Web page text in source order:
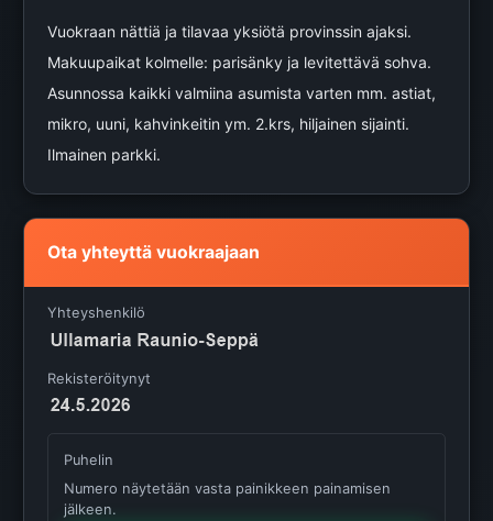
Vuokraan nättiä ja tilavaa yksiötä provinssin ajaksi.
Makuupaikat kolmelle: parisänky ja levitettävä sohva.
Asunnossa kaikki valmiina asumista varten mm. astiat,
mikro, uuni, kahvinkeitin ym. 2.krs, hiljainen sijainti.
Ilmainen parkki.
Ota yhteyttä vuokraajaan
Yhteyshenkilö
Rekisteröitynyt
Puhelin
Numero näytetään vasta painikkeen painamisen
jälkeen.